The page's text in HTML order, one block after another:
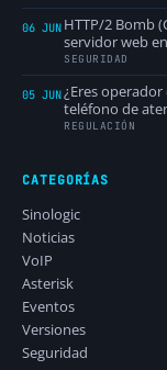
06 JUN HTTP/2 Bomb
servidor web
SEGURIDAD
05 JUN¿Eres
teléfono de
REGULACIÓN
CATEGORÍAS
Sinologic
Noticias
VoIP
Asterisk
Eventos
Versiones
Seguridad